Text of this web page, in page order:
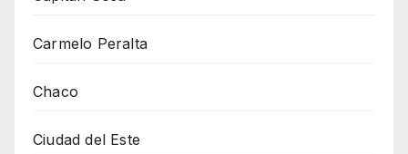
Carmelo Peralta
Chaco
Ciudad del Este